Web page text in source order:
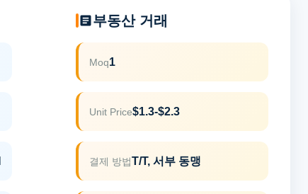
부동산 거래
Moq1
Unit Price$1.3-$2.3
결제 방법T/T, 서부 동맹